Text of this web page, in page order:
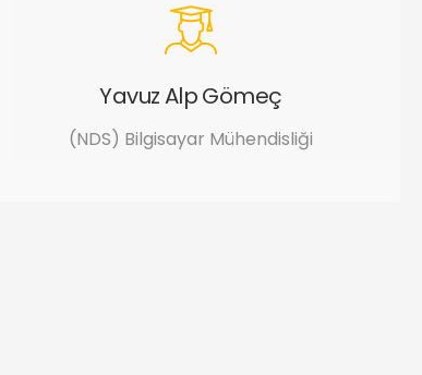
Yavuz Alp Gömeç
(NDS) Bilgisayar Mühendisliği